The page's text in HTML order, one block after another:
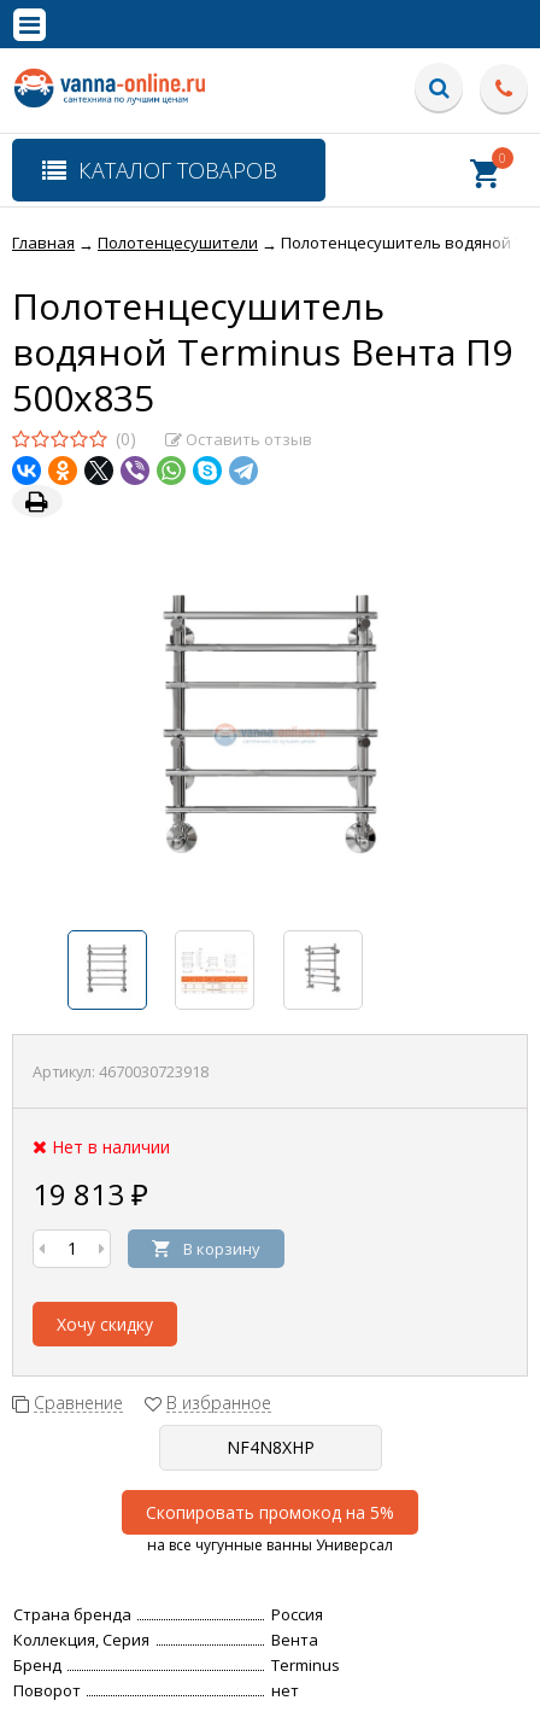
Полная версия сайта
КАТАЛОГ ТОВАРОВ 0
Главная → Полотенцесушители → Полотенцесушитель водяной
Полотенцесушитель
водяной Terminus Вента П9
500x835
(0) Оставить отзыв
Артикул: 4670030723918
Нет в наличии
19 813 ₽
В корзину
Хочу скидку
Сравнение В избранное
Скопировать промокод на 5%
на все чугунные ванны Универсал
Страна бренда
Россия
Коллекция, Серия
Вента
Бренд
Terminus
Поворот
нет